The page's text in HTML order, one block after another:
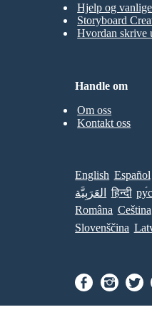
Hjelp og
Storyboard
Hvordan skrive
Handle om
Om oss
Kontakt oss
English Español
العَرَبِيَّة
हिन्दी
Româna Ceština
Slovenščina